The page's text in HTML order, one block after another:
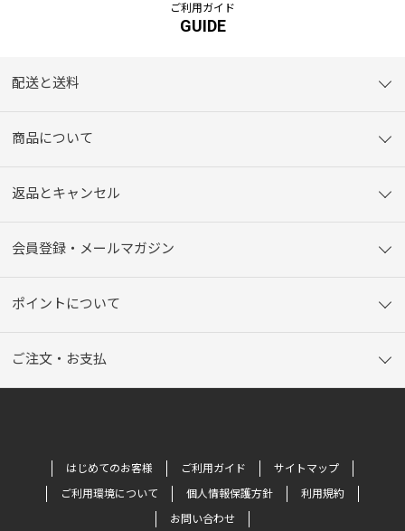
ご利用ガイド
GUIDE
配送と送料
商品について
返品とキャンセル
会員登録・メールマガジン
ポイントについて
ご注文・お支払
はじめてのお客様 ご利用ガイド
サイトマップ
ご利用環境について
個人情報保護方針
利用規約
お問い合わせ